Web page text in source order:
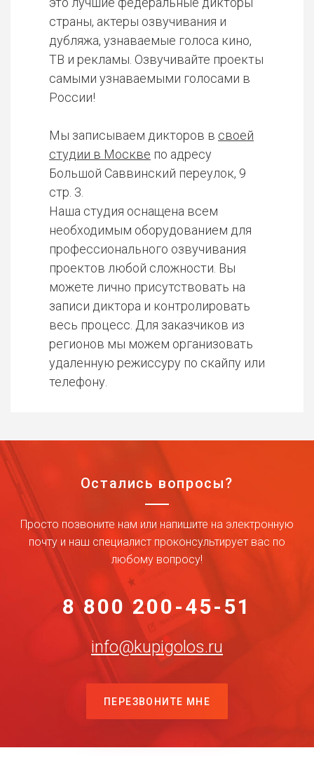
страны, актеры озвучивания и
дубляжа, узнаваемые голоса кино,
ТВ и рекламы. Озвучивайте проекты
самыми узнаваемыми голосами в
России!
Мы записываем дикторов в своей
студии в Москве по адресу
Большой Саввинский переулок, 9
стр. 3.
Наша студия оснащена всем
необходимым оборудованием для
профессионального озвучивания
проектов любой сложности. Вы
можете лично присутствовать на
записи диктора и контролировать
весь процесс. Для заказчиков из
регионов мы можем организовать
удаленную режиссуру по скайпу или
телефону.
Остались вопросы?
Просто позвоните нам или напишите на электронную
почту и наш специалист проконсультирует вас по
любому вопросу!
8 800 200-45-51
info@kupigolos.ru
ПЕРЕЗВОНИТЕ МНЕ